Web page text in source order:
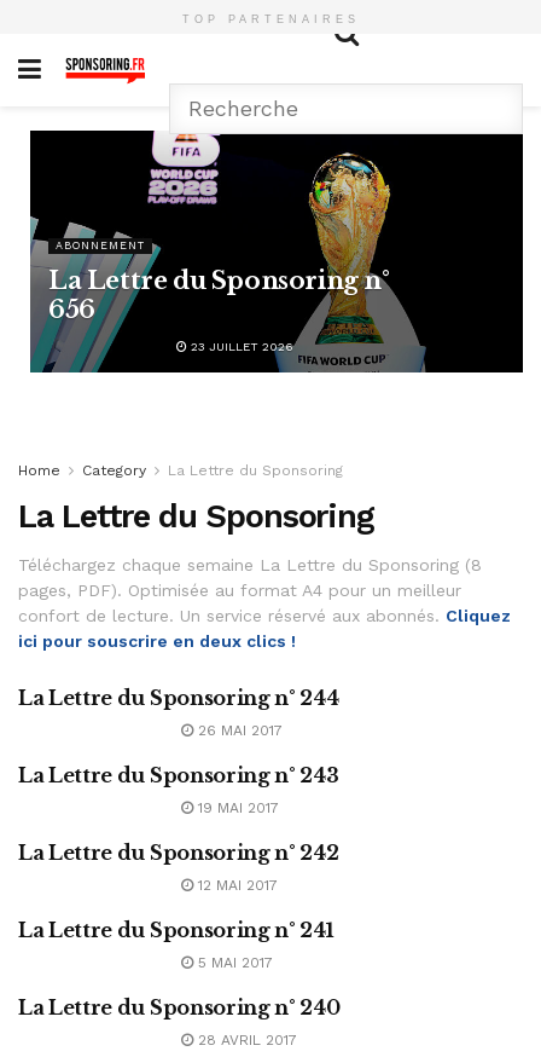
TOP PARTENAIRES
ABONNEMENT
La Lettre du Sponsoring n°
656
23 JUILLET 2026
Home Category La Lettre du Sponsoring
La Lettre du Sponsoring
Téléchargez chaque semaine La Lettre du Sponsoring (8
pages, PDF). Optimisée au format A4 pour un meilleur
confort de lecture. Un service réservé aux abonnés. Cliquez
ici pour souscrire en deux clics !
ABONNEMENT
La Lettre du Sponsoring n° 244
26 MAI 2017
ABONNEMENT
La Lettre du Sponsoring n° 243
19 MAI 2017
ABONNEMENT
La Lettre du Sponsoring n° 242
12 MAI 2017
ABONNEMENT
La Lettre du Sponsoring n° 241
5 MAI 2017
ABONNEMENT
La Lettre du Sponsoring n° 240
28 AVRIL 2017